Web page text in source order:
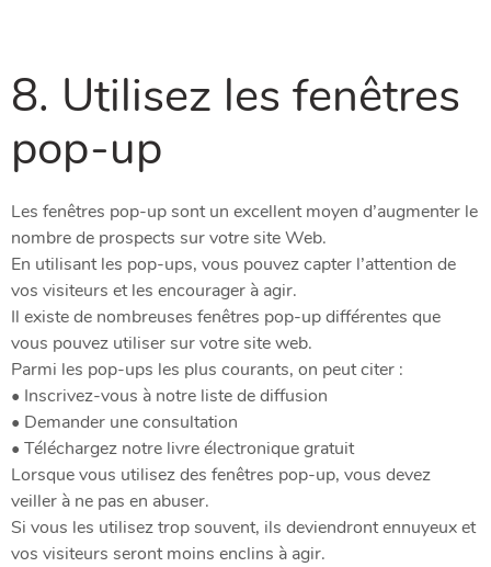
8. Utilisez les fenêtres
pop-up
Les fenêtres pop-up sont un excellent moyen d’augmenter le
nombre de prospects sur votre site Web.
En utilisant les pop-ups, vous pouvez capter l’attention de
vos visiteurs et les encourager à agir.
Il existe de nombreuses fenêtres pop-up différentes que
vous pouvez utiliser sur votre site web.
Parmi les pop-ups les plus courants, on peut citer :
• Inscrivez-vous à notre liste de diffusion
• Demander une consultation
• Téléchargez notre livre électronique gratuit
Lorsque vous utilisez des fenêtres pop-up, vous devez
veiller à ne pas en abuser.
Si vous les utilisez trop souvent, ils deviendront ennuyeux et
vos visiteurs seront moins enclins à agir.